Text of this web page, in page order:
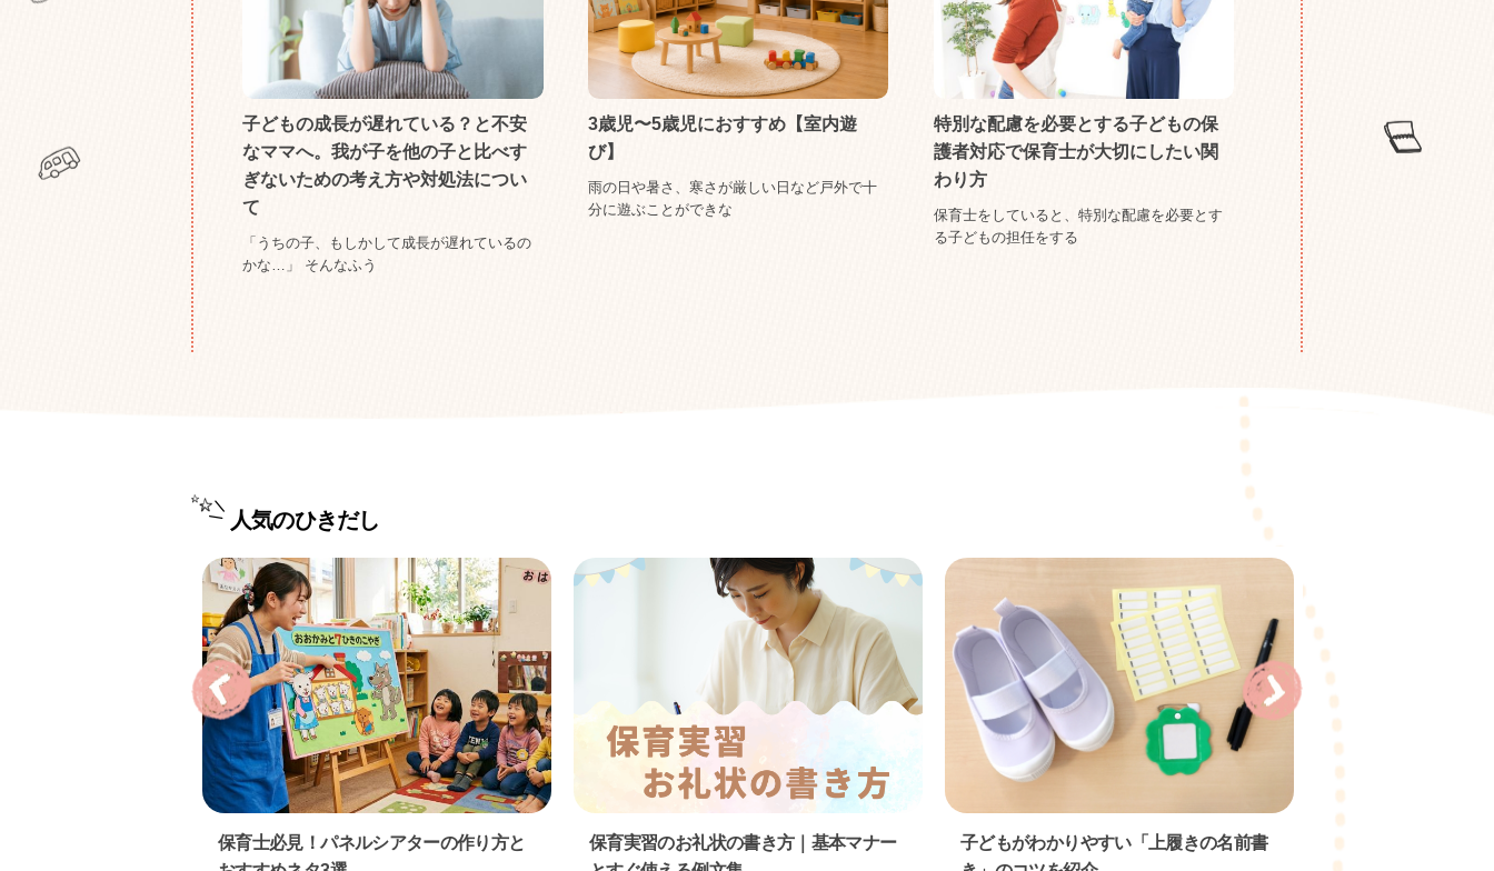
子どもの成長が遅れている？と不安
なママへ。我が子を他の子と比べす
ぎないための考え方や対処法につい
て
「うちの子、もしかして成長が遅れているの
かな…」 そんなふう
3歳児〜5歳児におすすめ【室内遊
び】
雨の日や暑さ、寒さが厳しい日など戸外で十
分に遊ぶことができな
特別な配慮を必要とする子どもの保
護者対応で保育士が大切にしたい関
わり方
保育士をしていると、特別な配慮を必要とす
る子どもの担任をする
人気のひきだし
保育士必見！パネルシアターの作り方と
保育実習のお礼状の書き方｜基本マナー
子どもがわかりやすい「上履きの名前書
子どもと一緒にでき